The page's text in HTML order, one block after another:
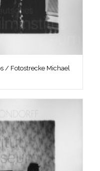
/ Fotostrecke Michael